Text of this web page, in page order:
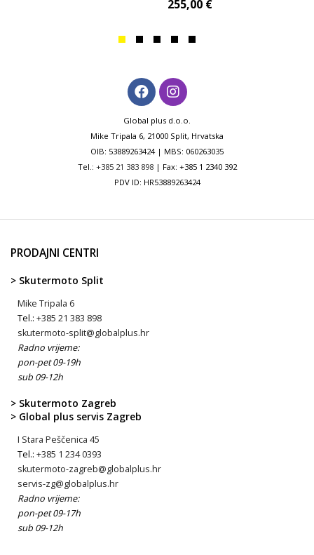
255,00 €
Global plus d.o.o.
Mike Tripala 6, 21000 Split, Hrvatska
OIB: 53889263424 | MBS: 060263035
Tel.: +385 21 383 898| Fax: +385 1 2340 392
PDV ID: HR53889263424
PRODAJNI CENTRI
> Skutermoto Split
Mike Tripala 6
Tel.: +385 21 383 898
skutermoto-split@globalplus.hr
Radno vrijeme:
pon-pet 09-19h
sub 09-12h
> Skutermoto Zagreb
> Global plus servis Zagreb
I Stara Peščenica 45
Tel.: +385 1 234 0393
skutermoto-zagreb@globalplus.hr
servis-zg@globalplus.hr
Radno vrijeme:
pon-pet 09-17h
sub 09-12h